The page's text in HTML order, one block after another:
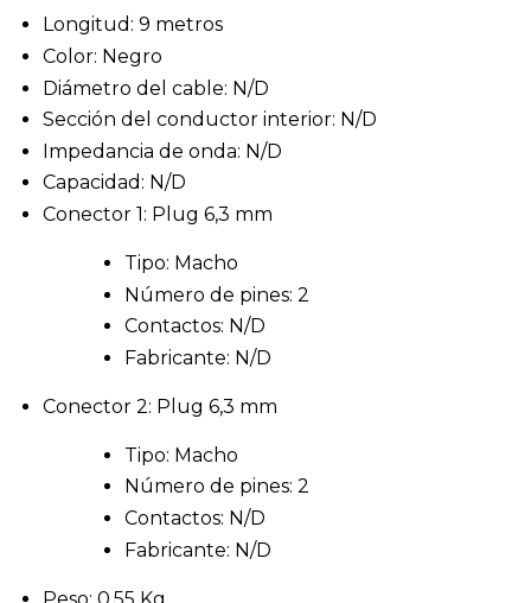
Longitud: 9 metros
Color: Negro
Diámetro del cable: N/D
Sección del conductor interior: N/D
Impedancia de onda: N/D
Capacidad: N/D
Conector 1: Plug 6,3 mm
Tipo: Macho
Número de pines: 2
Contactos: N/D
Fabricante: N/D
Conector 2: Plug 6,3 mm
Tipo: Macho
Número de pines: 2
Contactos: N/D
Fabricante: N/D
Peso: 0,55 Kg